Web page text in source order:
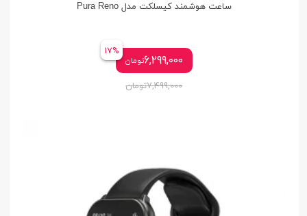
ساعت هوشمند کیسلکت مدل Pura Reno
6,299,000تومان
17%
7,499,000تومان